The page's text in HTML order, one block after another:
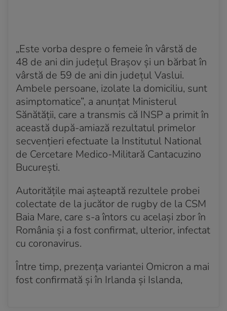
Acum 5 ani
Transmitere comunitară în Scoția
Acum 5 ani
Opt cazuri suspecte de infectare cu Omicron, în
Franța
Acum 5 ani
Germania confirmă un nou caz de infectare cu
Omicron
Acum 5 ani
13 cazuri de infectare cu Omicron, în Olanda
Acum 5 ani
Primul caz suspect în Austria
Acum 5 ani
Danemarca anunță două cazuri suspecte
Cehia confirmă cazul suspect
„Este vorba despre o femeie în vârstă de
48 de ani din județul Brașov și un bărbat în
vârstă de 59 de ani din județul Vaslui.
Ambele persoane, izolate la domiciliu, sunt
asimptomatice”, a anunțat Ministerul
Sănătății, care a transmis că INSP a primit în
această după-amiază rezultatul primelor
secvenţieri efectuate la Institutul National
de Cercetare Medico-Militară Cantacuzino
Bucureşti.
Autoritățile mai așteaptă rezultele probei
colectate de la jucător de rugby de la CSM
Baia Mare, care s-a întors cu același zbor în
România și a fost confirmat, ulterior, infectat
cu coronavirus.
Între timp, prezența variantei Omicron a mai
fost confirmată și în Irlanda și Islanda,